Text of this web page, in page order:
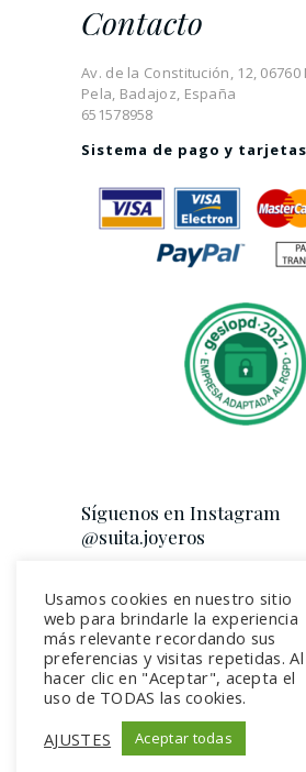
Contacto
Av. de la Constitución, 12,
Pela, Badajoz, España
651578958
Sistema de pago y
Síguenos en Instagram
@suita.joyeros
2026. All rights reserved.
Privacy Policy
Usamos cookies en nuestro sitio
web para brindarle la experiencia
más relevante recordando sus
preferencias y visitas repetidas. Al
hacer clic en "Aceptar", acepta el
uso de TODAS las cookies.
AJUSTES
Aceptar todas